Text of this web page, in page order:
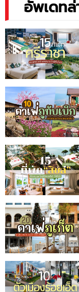
อัพเดท